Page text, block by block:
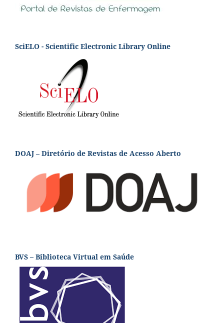
SciELO - Scientific Electronic Library Online
DOAJ – Diretório de Revistas de Acesso Aberto
BVS – Biblioteca Virtual em Saúde